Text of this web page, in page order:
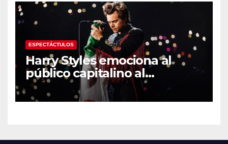
Centroamericanos
ESPECTÁCTULOS
Harry Styles emociona al
público capitalino al
interpretar “Cielito Lindo” en
su tercer concierto en la